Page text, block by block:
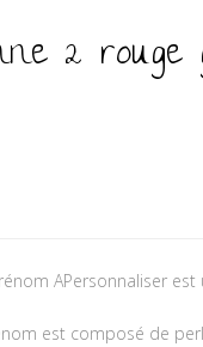
2 rouge
€.
: 13.50 €.
APersonnaliser
est composé de